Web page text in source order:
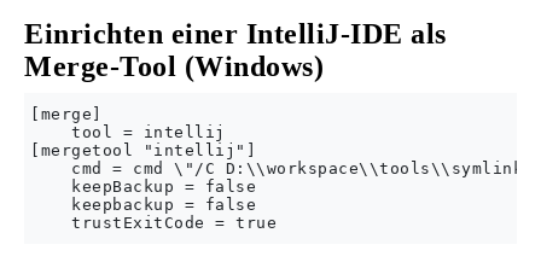
Einrichten einer IntelliJ-IDE als
Merge-Tool (Windows)
[merge]
    tool = intellij
[mergetool "intellij"]
cmd = cmd \"/C
    keepBackup = false
    keepbackup = false